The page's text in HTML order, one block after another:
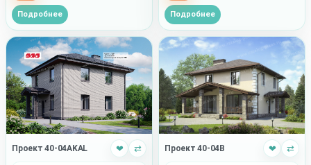
Подробнее Подробнее
Проект 40-04AKAL ❤ ⇄ Проект 40-04B ❤ ⇄